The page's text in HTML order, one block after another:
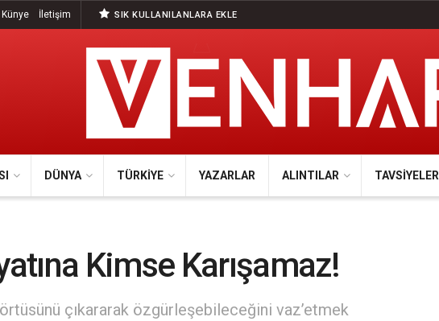
Künye İletişim SIK KULLANILANLARA EKLE
DÜNYA TÜRKIYE YAZARLAR ALINTILAR TAVSIYELER
Kimse Karışamaz!
çıkararak özgürleşebileceğini vaz’etmek